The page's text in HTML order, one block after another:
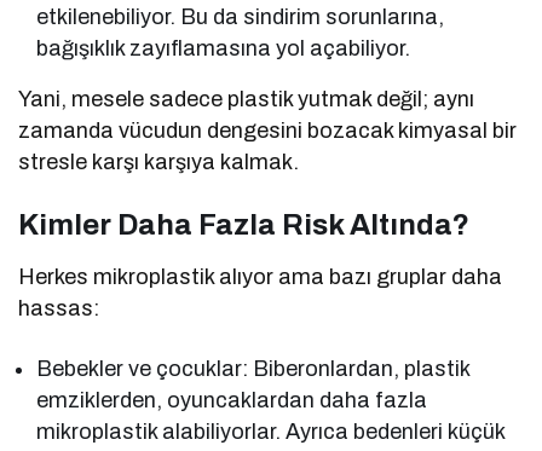
etkilenebiliyor. Bu da sindirim sorunlarına,
bağışıklık zayıflamasına yol açabiliyor.
Yani, mesele sadece plastik yutmak değil; aynı
zamanda vücudun dengesini bozacak kimyasal bir
stresle karşı karşıya kalmak.
Kimler Daha Fazla Risk Altında?
Herkes mikroplastik alıyor ama bazı gruplar daha
hassas:
Bebekler ve çocuklar: Biberonlardan, plastik
emziklerden, oyuncaklardan daha fazla
mikroplastik alabiliyorlar. Ayrıca bedenleri küçük